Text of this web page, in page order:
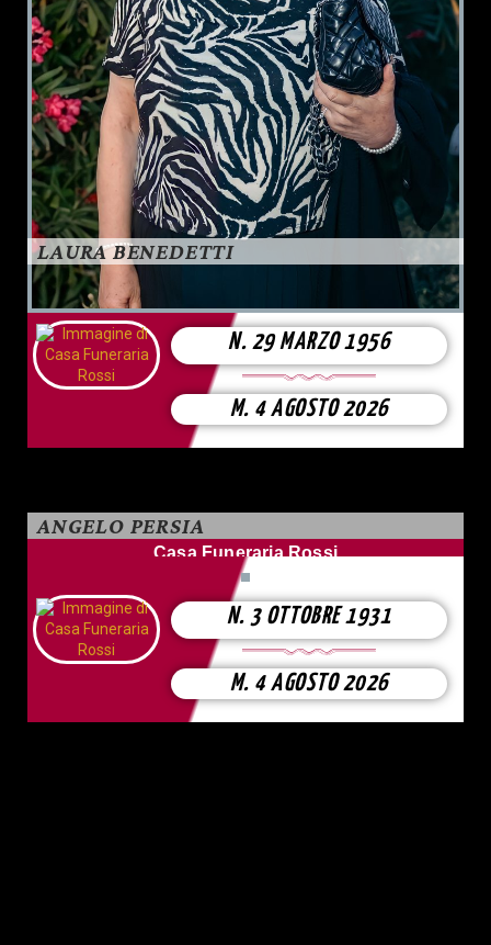
LAURA BENEDETTI
N. 29 MARZO 1956
M. 4 AGOSTO 2026
Casa Funeraria Rossi
ANGELO PERSIA
N. 3 OTTOBRE 1931
M. 4 AGOSTO 2026